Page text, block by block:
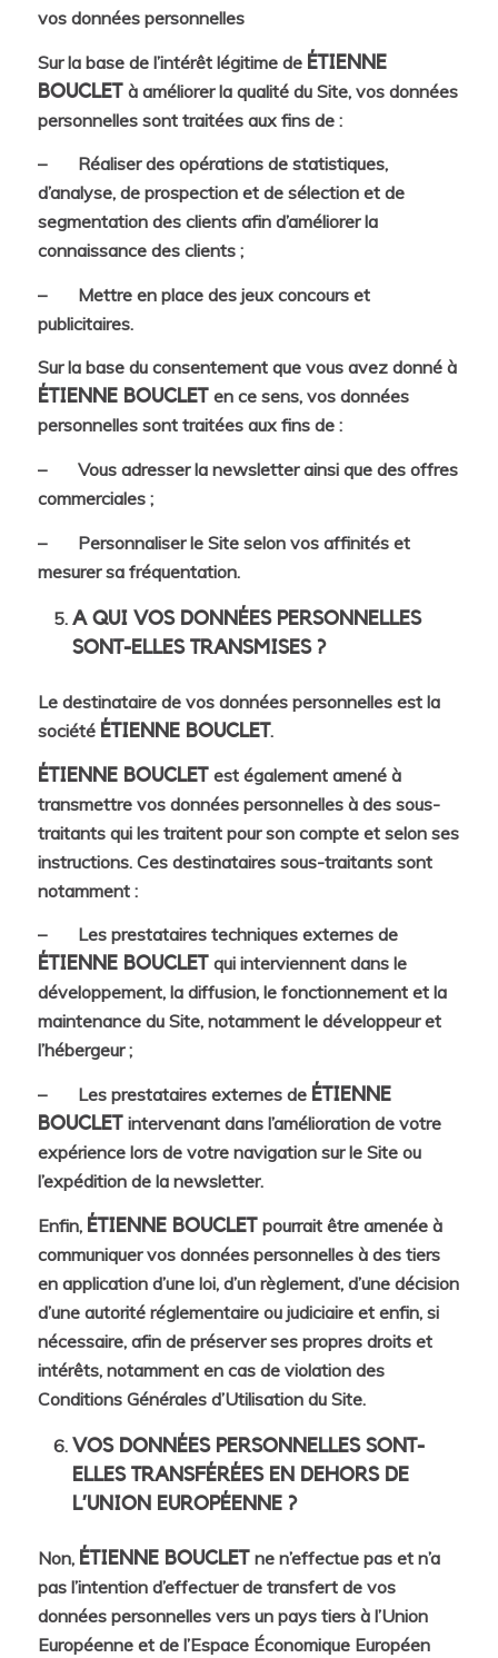
vos données personnelles
Sur la base de l’intérêt légitime de ÉTIENNE
BOUCLET à améliorer la qualité du Site, vos données
personnelles sont traitées aux fins de :
– Réaliser des opérations de statistiques,
d’analyse, de prospection et de sélection et de
segmentation des clients afin d’améliorer la
connaissance des clients ;
– Mettre en place des jeux concours et
publicitaires.
Sur la base du consentement que vous avez donné à
ÉTIENNE BOUCLET en ce sens, vos données
personnelles sont traitées aux fins de :
– Vous adresser la newsletter ainsi que des offres
commerciales ;
– Personnaliser le Site selon vos affinités et
mesurer sa fréquentation.
A QUI VOS DONNÉES PERSONNELLES
SONT-ELLES TRANSMISES ?
Le destinataire de vos données personnelles est la
société ÉTIENNE BOUCLET.
ÉTIENNE BOUCLET est également amené à
transmettre vos données personnelles à des sous-
traitants qui les traitent pour son compte et selon ses
instructions. Ces destinataires sous-traitants sont
notamment :
– Les prestataires techniques externes de
ÉTIENNE BOUCLET qui interviennent dans le
développement, la diffusion, le fonctionnement et la
maintenance du Site, notamment le développeur et
l’hébergeur ;
– Les prestataires externes de ÉTIENNE
BOUCLET intervenant dans l’amélioration de votre
expérience lors de votre navigation sur le Site ou
l’expédition de la newsletter.
Enfin, ÉTIENNE BOUCLET pourrait être amenée à
communiquer vos données personnelles à des tiers
en application d’une loi, d’un règlement, d’une décision
d’une autorité réglementaire ou judiciaire et enfin, si
nécessaire, afin de préserver ses propres droits et
intérêts, notamment en cas de violation des
Conditions Générales d’Utilisation du Site.
VOS DONNÉES PERSONNELLES SONT-
ELLES TRANSFÉRÉES EN DEHORS DE
L’UNION EUROPÉENNE ?
Non, ÉTIENNE BOUCLET ne n’effectue pas et n’a
pas l’intention d’effectuer de transfert de vos
données personnelles vers un pays tiers à l’Union
Européenne et de l’Espace Économique Européen